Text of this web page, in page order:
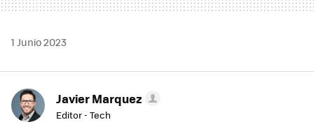
1 Junio 2023
Javier Marquez
Editor - Tech